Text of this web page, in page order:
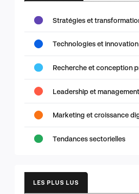
Stratégies et
Technologies et innovation
Recherche et conception
Leadership et management
Marketing et croissance
Tendances sectorielles
LES PLUS LUS